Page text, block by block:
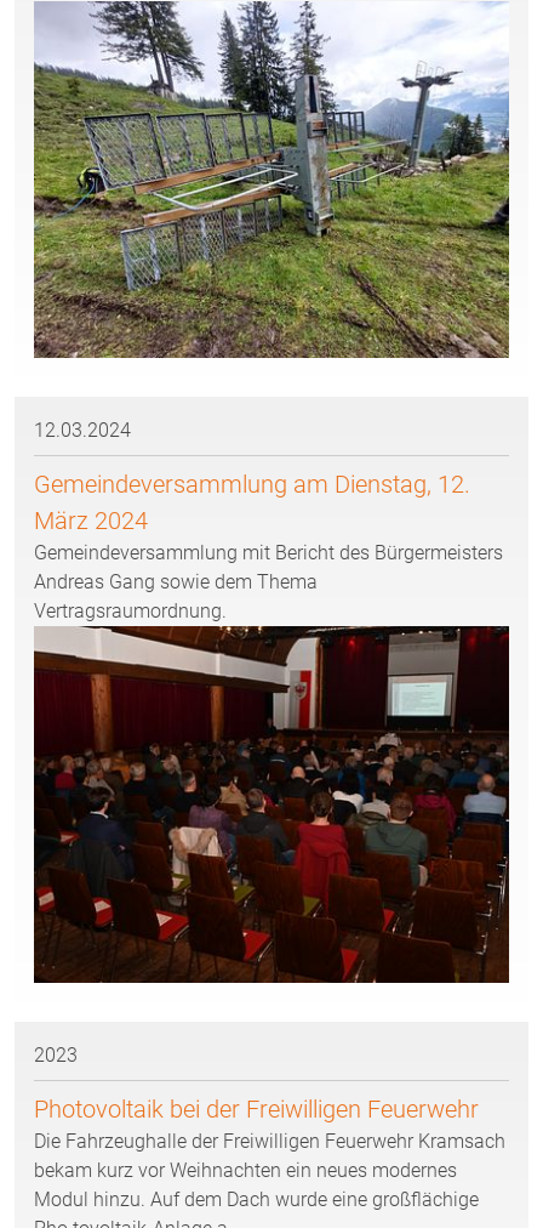
12.03.2024
Gemeindeversammlung am Dienstag, 12.
März 2024
Gemeindeversammlung mit Bericht des Bürgermeisters
Andreas Gang sowie dem Thema
Vertragsraumordnung.
2023
Photovoltaik bei der Freiwilligen Feuerwehr
Die Fahrzeughalle der Freiwilligen Feuerwehr Kramsach
bekam kurz vor Weihnachten ein neues modernes
Modul hinzu. Auf dem Dach wurde eine großflächige